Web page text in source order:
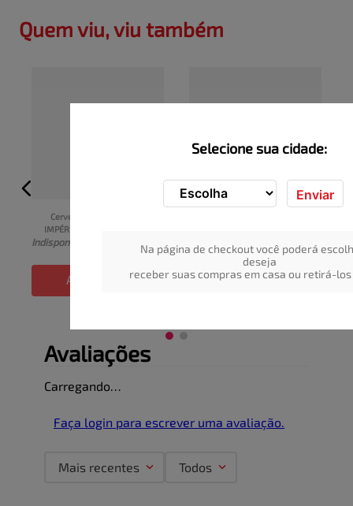
Selecione sua cidade:
Enviar
Na página de checkout você poderá
deseja
receber suas compras em casa ou retirá-
Quem viu, viu também
Cerveja Pilsen Puro Malte
IMPÉRIO Lata 269ml
Indisponível
ADICIONAR ADICIONAR
Avaliações
Carregando…
Faça login para escrever uma avaliação.
Mais recentes Todos